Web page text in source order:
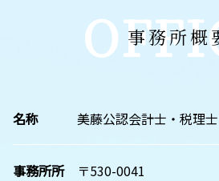
事務所概
名称 美藤公認会計士・税理
事務所所
〒530-0041